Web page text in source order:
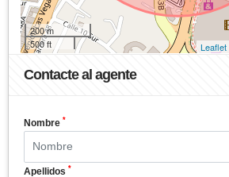
200 m
500 ft
Leaflet
Contacte al agente
Nombre *
Apellidos *